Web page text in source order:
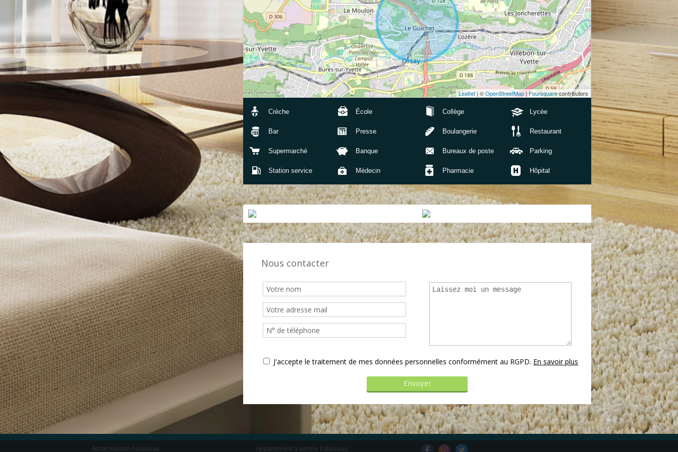
Leaflet | ©OpenStreetMap|Foursquarecontributors
Crèche École Collège Lycée
Bar Presse Boulangerie Restaurant
Supermarché Banque Bureaux de poste Parking
Station service Médecin Pharmacie Hôpital
Nous contacter
J'accepte le traitement de mes données personnelles conformément au RGPD. En savoir plus
Achat maison Palaiseau Appartement à vendre Palaiseau